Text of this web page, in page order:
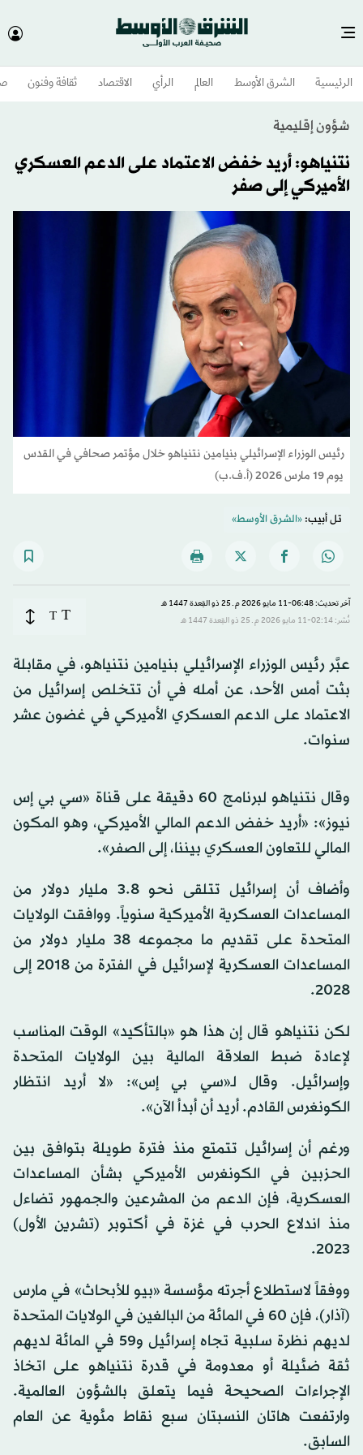
الرئيسية الشرق الأوسط​ العالم الرأي الاقتصاد ثقافة وفنون
شؤون إقليمية
نتنياهو: أريد خفض الاعتماد على الدعم العسكري
الأميركي إلى صفر
رئيس الوزراء الإسرائيلي بنيامين نتنياهو خلال مؤتمر صحافي في القدس
يوم 19 مارس 2026 (أ.ف.ب)
تل أبيب:«الشرق الأوسط»
آخر تحديث: 06:48-11 مايو 2026 م ـ 25 ذو القِعدة 1447 هـ
نُشر: 02:14-11 مايو 2026 م ـ 25 ذو القِعدة 1447 هـ
T
T
عبَّر رئيس الوزراء الإسرائيلي بنيامين نتنياهو، في مقابلة
بثت أمس الأحد، عن أمله في أن تتخلص إسرائيل من
الاعتماد على الدعم العسكري الأميركي في غضون عشر
سنوات.
وقال نتنياهو لبرنامج 60 دقيقة على قناة «سي بي إس
نيوز»: «أريد خفض الدعم المالي الأميركي، وهو المكون
المالي للتعاون العسكري بيننا، إلى الصفر».
وأضاف أن إسرائيل تتلقى نحو 3.8 مليار دولار من
المساعدات العسكرية الأميركية سنوياً. ووافقت الولايات
المتحدة على تقديم ما مجموعه 38 مليار دولار من
المساعدات العسكرية لإسرائيل في الفترة من 2018 إلى
2028.
لكن نتنياهو قال إن هذا هو «بالتأكيد» الوقت المناسب
لإعادة ضبط العلاقة المالية بين الولايات المتحدة
وإسرائيل. وقال لـ«سي بي إس»: «لا أريد انتظار
الكونغرس القادم. أريد أن أبدأ الآن».
ورغم أن إسرائيل تتمتع منذ فترة طويلة بتوافق بين
الحزبين في الكونغرس الأميركي بشأن المساعدات
العسكرية، فإن الدعم من المشرعين والجمهور تضاءل
منذ اندلاع الحرب في غزة في أكتوبر (تشرين الأول)
2023.
ووفقاً لاستطلاع أجرته مؤسسة «بيو للأبحاث» في مارس
(آذار)، فإن 60 في المائة من البالغين في الولايات المتحدة
لديهم نظرة سلبية تجاه إسرائيل و59 في المائة لديهم
⁠ثقة ضئيلة أو معدومة في قدرة نتنياهو على اتخاذ
الإجراءات ‌الصحيحة فيما يتعلق بالشؤون العالمية.
وارتفعت هاتان النسبتان سبع ‌نقاط مئوية عن العام
السابق.